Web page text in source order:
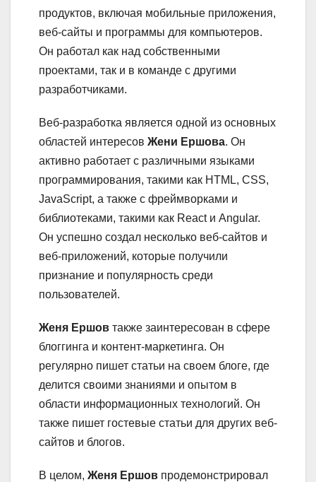
продуктов, включая мобильные приложения,
веб-сайты и программы для компьютеров.
Он работал как над собственными
проектами, так и в команде с другими
разработчиками.
Веб-разработка является одной из основных
областей интересов Жени Ершова. Он
активно работает с различными языками
программирования, такими как HTML, CSS,
JavaScript, а также с фреймворками и
библиотеками, такими как React и Angular.
Он успешно создал несколько веб-сайтов и
веб-приложений, которые получили
признание и популярность среди
пользователей.
Женя Ершов также заинтересован в сфере
блоггинга и контент-маркетинга. Он
регулярно пишет статьи на своем блоге, где
делится своими знаниями и опытом в
области информационных технологий. Он
также пишет гостевые статьи для других веб-
сайтов и блогов.
В целом, Женя Ершов продемонстрировал